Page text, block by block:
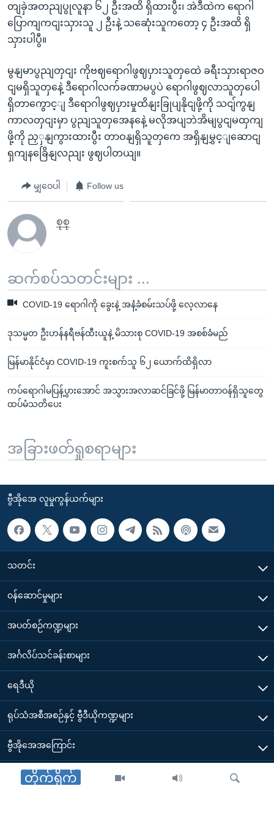
တိုက်ရိုက်
တျခှဲအတညျပွုလူနာ ၆၂ ဦးအထိ ရှိထားပွီး၊ အဲဒီထဲက ရောဂါ
ပြောကျကငျးသှားသူ ၂ ဦးနဲ့ သဆေုံးသူကတော့ ၄ ဦးအထိ ရှိ
သှားပါပွီ။
မွနျမာပွညျတှငျး ကိုဗဈရောဂါဖွဈပှားသူတှထေဲ ခရီးသှားရာဇဝ
ငျမရှိသူတှနေဲ့ ဒီရောဂါလက်ခဏာမပွပဲ ရောဂါဖွဈလာသူတှပေါ
ရှိတာကွောင့ျ ဒီရောဂါဖွဈပှားမှုထိနျးခြုပျနိုငျဖို့ကို သငျ်ကွနျ
ကာလတှငျးမှာ ပွညျသူတှအေနနေဲ့ မလိုအပျဘဲအိမျပွငျမထှကျ
ဖို့ကို ညှှနျကွားထားပွီး တာဝနျရှိသူတှကေ အရှိနျမွှင့ျဆောငျ
ရှကျနခြေိနျလညျး ဖွဈပါတယျ။
မျှဝေပါ Follow us
စုစု
ဆက်စပ်သတင်းများ ...
COVID-19 ရောဂါကို ခွေးနဲ့ အနံ့ခံစမ်းသပ်ဖို့ လေ့လာနေ
ဒုသမ္မတ ဦးဟန်နရီဗန်ထီးယူနဲ့ မိသားစု COVID-19 အစစ်ခံမည်
မြန်မာနိုင်ငံမှာ COVID-19 ကူးစက်သူ ၆၂ ယောက်ထိရှိလာ
ကပ်ရောဂါမပြန့်ပွားအောင် အသွားအလာဆင်ခြင်ဖို့ မြန်မာတာဝန်ရှိသူတွေ
ထပ်မံသတိပေး
အခြားဖတ်ရှုစရာများ
ဗွီအိုအေ လူမှုကွန်ယက်များ
သတင်း
၀န်ဆောင်မှုများ
အပတ်စဉ်ကဏ္ဍများ
အင်္ဂလိပ်သင်ခန်းစာများ
ရေဒီယို
ရုပ်သံအစီအစဉ်နှင့် ဗွီဒီယိုကဏ္ဍများ
ဗွီအိုအေအကြောင်း
ဗွီအိုအေ မိုဘိုင်းလ်အက်ပ်များ ဒေါင်းလုတ်ယူရန်